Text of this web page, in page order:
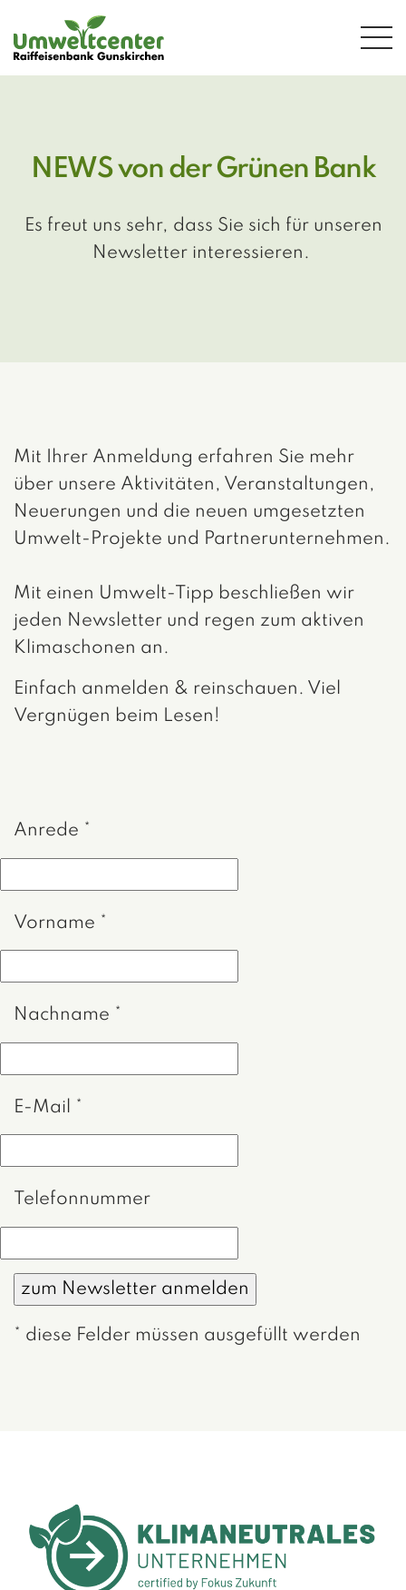
Zum Hauptinhalt springen
NEWS von der Grünen Bank
Es freut uns sehr, dass Sie sich für unseren
Newsletter interessieren.
Mit Ihrer Anmeldung erfahren Sie mehr
über unsere Aktivitäten, Veranstaltungen,
Neuerungen und die neuen umgesetzten
Umwelt-Projekte und Partnerunternehmen.
Mit einen Umwelt-Tipp beschließen wir
jeden Newsletter und regen zum aktiven
Klimaschonen an.
Einfach anmelden & reinschauen. Viel
Vergnügen beim Lesen!
Anrede *
Vorname *
Nachname *
E-Mail *
Telefonnummer
* diese Felder müssen ausgefüllt werden